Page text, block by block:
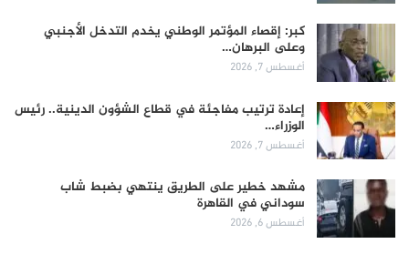
كبر: إقصاء المؤتمر الوطني يخدم التدخل الأجنبي
وعلى البرهان…
أغسطس 7, 2026
إعادة ترتيب مفاجئة في قطاع الشؤون الدينية.. رئيس
الوزراء…
أغسطس 7, 2026
مشهد خطير على الطريق ينتهي بضبط شاب
سوداني في القاهرة
أغسطس 6, 2026